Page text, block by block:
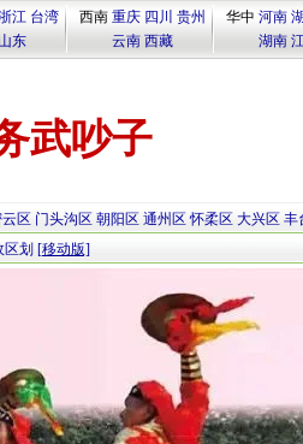
江 台湾
山东
西南 重庆 四川 贵州
云南 西藏
华中 河南
湖南
武吵子
区 门头沟区 朝阳区 通州区 怀柔区 大兴区 丰
区划 [移动版]